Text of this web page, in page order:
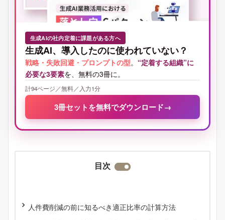
生成AIの社内定着に課題がある方へ
生成AI、導入したのに使われていない？
戦略・失敗回避・プロンプトの型。 “定着する組織”に
必要な3要素を、無料の3冊に。
計94ページ／無料／入力1分
3冊セットを無料でダウンロード→
目次
人件費削減の前に知るべき適正比率の計算方法